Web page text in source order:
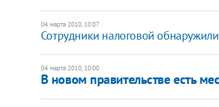
04 марта 2010, 10:07
Сотрудники налоговой
04 марта 2010, 10:00
В новом правительстве есть